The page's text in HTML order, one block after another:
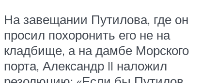
На завещании Путилова, где он
просил похоронить его не на
кладбище, а на дамбе Морского
порта, Александр II наложил